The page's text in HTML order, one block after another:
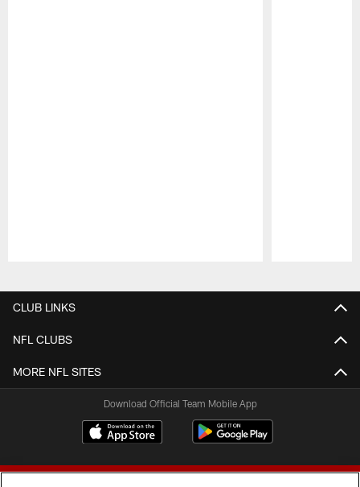
CLUB LINKS
NFL CLUBS
MORE NFL SITES
Download Official Team Mobile App